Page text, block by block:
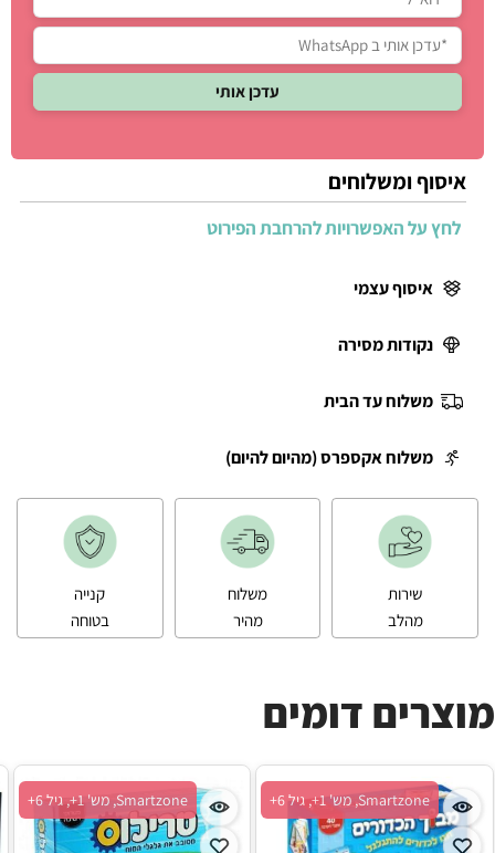
איסוף ומשלוחים
לחץ על האפשרויות להרחבת הפירוט
איסוף עצמי
נקודות מסירה
משלוח עד הבית
משלוח אקספרס (מהיום להיום)
שירות
מהלב
משלוח
מהיר
קנייה
בטוחה
מוצרים דומים
Smartzone, מש' 1+, גיל 6+ Smartzone, מש' 1+, גיל 6+